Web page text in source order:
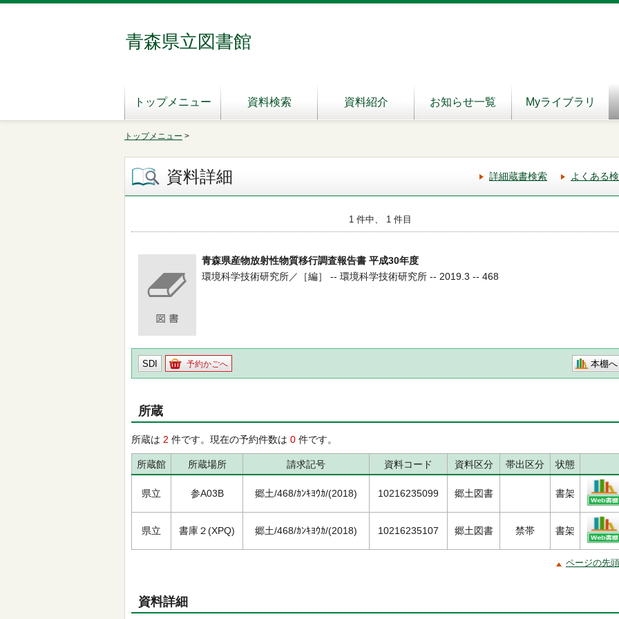
青森県立図書館
トップメニュー 資料検索 資料紹介 お知らせ一覧 Myライブラリ
トップメニュー >
資料詳細 詳細蔵書検索 よくある
1 件中、 1 件目
青森県産物放射性物質移行調査報告書 平成30年度
環境科学技術研究所／［編］ -- 環境科学技術研究所 -- 2019.3 -- 468
SDI 予約かごへ 本棚へ
所蔵
所蔵は 2 件です。現在の予約件数は 0 件です。
所蔵館 所蔵場所 請求記号 資料コード 資料区分 帯出区分 状態
県立 参A03B 郷土/468/ｶﾝｷﾖｳｶ/(2018) 10216235099 郷土図書 書架
県立 書庫２(XPQ) 郷土/468/ｶﾝｷﾖｳｶ/(2018) 10216235107 郷土図書 禁帯 書架
ページの先
資料詳細